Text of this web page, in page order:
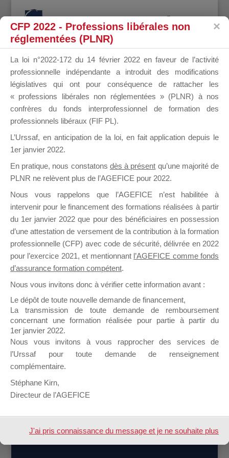
Profil Groupes 1 Forums
Sujets démarrés Mes réponses
Toutes mes réponses sur les
forums
Vous lisez 1 fil de discussion
Auteur Messages
Auteur Messages
Vous lisez 1 fil de discussion
Design de Elegant Themes
| Propulsé par
CFP 2022 - Professions libérales non
réglementées (PLNR)
La loi n°2022-172 du 14 février 2022 en faveur de l’activité
professionnelle indépendante a introduit des modifications
législatives qui ont pour conséquence de rattacher les
« professions libérales non réglementées » (PLNR) à nos
confrères du fonds interprofessionnel de formation des
professionnels libéraux (FIF PL).
L’Urssaf, en anticipation de la loi, en fait application depuis le
1er janvier 2022.
En pratique, nous constatons dès à présent qu’une majorité de
PLNR ne relèvent plus de l’AGEFICE pour 2022.
Nous vous rappelons que l’AGEFICE n’est habilitée à
intervenir pour le financement des formations réalisées à partir
du 1er janvier 2022 que pour des bénéficiaires en possession
d’une attestation de versement de la contribution à la formation
professionnelle (CFP) avec code de sécurité, délivrée en 2022
pour l’exercice 2021, et mentionnant l’AGEFICE comme fonds
d’assurance formation compétent.
Nous vous invitons donc à vérifier cette information avant :
Le dépôt de toute nouvelle demande de financement,
La transmission de toute demande de remboursement
concernant une formation réalisée pour partie à partir du
1er janvier 2022.
Nous vous invitons à vous rapprocher des services de
l’Urssaf pour toute demande de renseignement
complémentaire.
Stéphane Kirn,
Directeur de l’AGEFICE
J'ai pris connaissance du message et je ne souhaite plus